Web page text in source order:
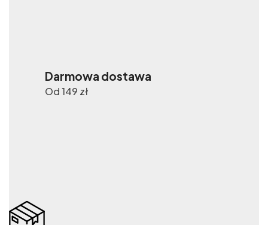
Darmowa dostawa
Od 149 zł